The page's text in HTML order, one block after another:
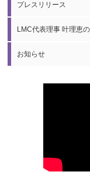
プレスリリース
LMC代表理事 叶理恵
お知らせ